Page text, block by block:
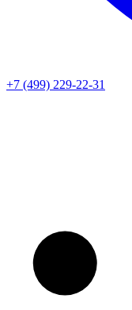
+7 (499) 229-22-31